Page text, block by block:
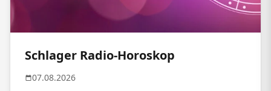
Schlager Radio-Horoskop
07.08.2026